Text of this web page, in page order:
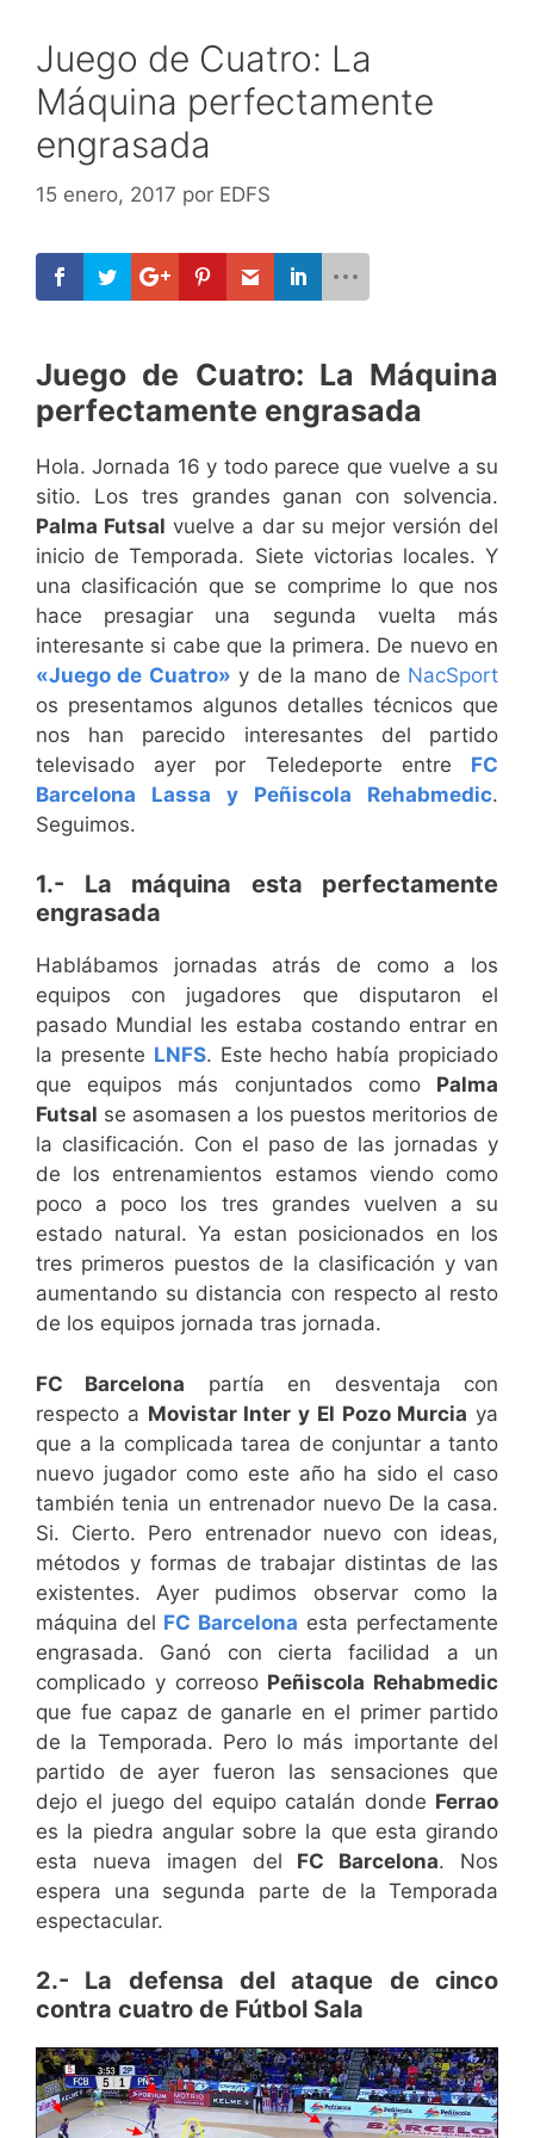
Juego de Cuatro: La
Máquina perfectamente
engrasada
15 enero, 2017 por EDFS
Juego de Cuatro: La Máquina
perfectamente engrasada
Hola. Jornada 16 y todo parece que vuelve a su
sitio. Los tres grandes ganan con solvencia.
Palma Futsal vuelve a dar su mejor versión del
inicio de Temporada. Siete victorias locales. Y
una clasificación que se comprime lo que nos
hace presagiar una segunda vuelta más
interesante si cabe que la primera. De nuevo en
«Juego de Cuatro» y de la mano de NacSport
os presentamos algunos detalles técnicos que
nos han parecido interesantes del partido
televisado ayer por Teledeporte entre FC
Barcelona Lassa y Peñiscola Rehabmedic.
Seguimos.
1.- La máquina esta perfectamente
engrasada
Hablábamos jornadas atrás de como a los
equipos con jugadores que disputaron el
pasado Mundial les estaba costando entrar en
la presente LNFS. Este hecho había propiciado
que equipos más conjuntados como Palma
Futsal se asomasen a los puestos meritorios de
la clasificación. Con el paso de las jornadas y
de los entrenamientos estamos viendo como
poco a poco los tres grandes vuelven a su
estado natural. Ya estan posicionados en los
tres primeros puestos de la clasificación y van
aumentando su distancia con respecto al resto
de los equipos jornada tras jornada.
FC Barcelona partía en desventaja con
respecto a Movistar Inter y El Pozo Murcia ya
que a la complicada tarea de conjuntar a tanto
nuevo jugador como este año ha sido el caso
también tenia un entrenador nuevo De la casa.
Si. Cierto. Pero entrenador nuevo con ideas,
métodos y formas de trabajar distintas de las
existentes. Ayer pudimos observar como la
máquina del FC Barcelona esta perfectamente
engrasada. Ganó con cierta facilidad a un
complicado y correoso Peñiscola Rehabmedic
que fue capaz de ganarle en el primer partido
de la Temporada. Pero lo más importante del
partido de ayer fueron las sensaciones que
dejo el juego del equipo catalán donde Ferrao
es la piedra angular sobre la que esta girando
esta nueva imagen del FC Barcelona. Nos
espera una segunda parte de la Temporada
espectacular.
2.- La defensa del ataque de cinco
contra cuatro de Fútbol Sala